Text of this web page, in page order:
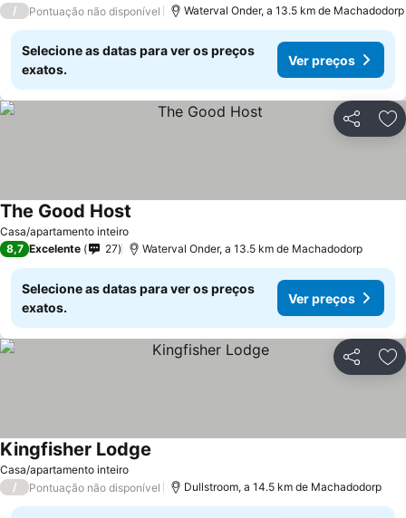
/ Pontuação não disponível Waterval Onder, a 13.5 km de Machadodorp
Selecione as datas para ver os preços
exatos.
Ver preços
Partilhar
Casa/apartamento inteiro
The Good Host
8,7 Excelente 27 Waterval Onder, a 13.5 km de Machadodorp
Selecione as datas para ver os preços
exatos.
Ver preços
Partilhar
Casa/apartamento inteiro
Kingfisher Lodge
/ Pontuação não disponível Dullstroom, a 14.5 km de Machadodorp